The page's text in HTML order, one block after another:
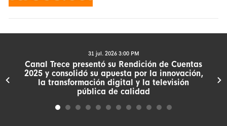
31 jul. 2026 3:00 PM
Canal Trece presentó su Rendición de Cuentas
2025 y consolidó su apuesta por la innovación,
la transformación digital y la televisión
pública de calidad